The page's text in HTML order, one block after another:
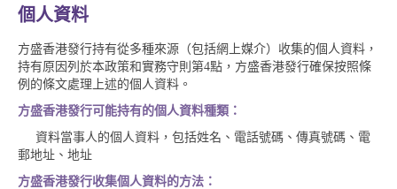
個人資料
方盛香港發行持有從多種來源（包括網上媒介）收集的個人資料，
持有原因列於本政策和實務守則第4點，方盛香港發行確保按照條
例的條文處理上述的個人資料。
方盛香港發行可能持有的個人資料種類：
資料當事人的個人資料，包括姓名、電話號碼、傳真號碼、電
郵地址、地址
方盛香港發行收集個人資料的方法：